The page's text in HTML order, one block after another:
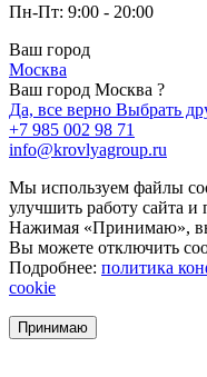
Пн-Пт: 9:00 - 20:00
Ваш город
Москва
Ваш город Москва ?
Да, все верно Выбрать
+7 985 002 98 71
info@krovlyagroup.ru
Мы используем файлы
улучшить работу сайта и
Нажимая «Принимаю», вы
Вы можете отключить
Подробнее: политика
cookie
Принимаю